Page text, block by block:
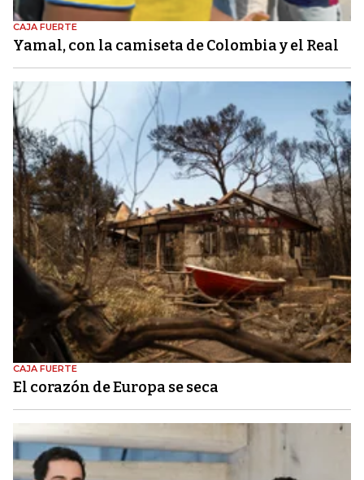
CAJA FUERTE
Yamal, con la camiseta de Colombia y el Real
CAJA FUERTE
El corazón de Europa se seca